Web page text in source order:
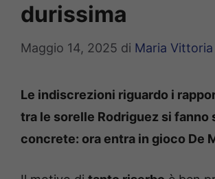
durissima
Maggio 14, 2025 di Maria
Le indiscrezioni riguardo i
tra le sorelle Rodriguez si fanno
concrete: ora entra in gioco De